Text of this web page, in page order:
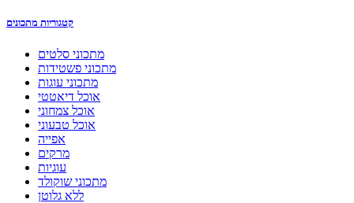
קטגוריות מתכונים
מתכוני סלטים
מתכוני פשטידות
מתכוני עוגות
אוכל דיאטטי
אוכל צמחוני
אוכל טבעוני
אפייה
מרקים
עוגיות
מתכוני שוקולד
ללא גלוטן